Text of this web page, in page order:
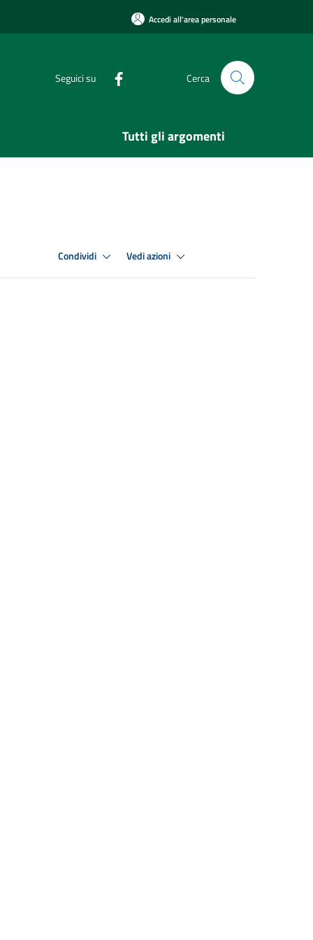
Accedi all'area personale
Seguici su Cerca
Tutti gli argomenti
Condividi Vedi azioni